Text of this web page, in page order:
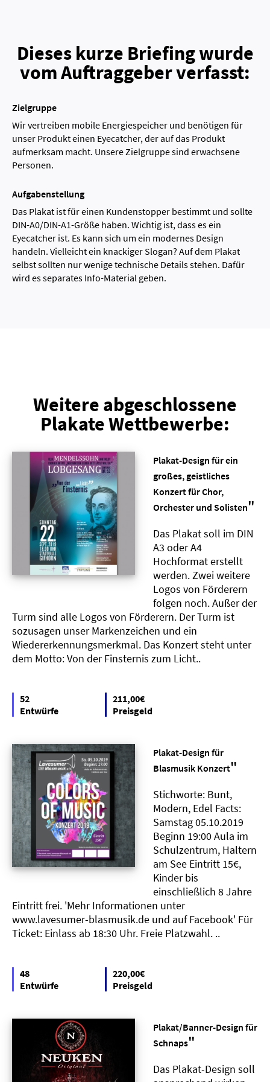
Dieses kurze Briefing wurde
vom Auftraggeber verfasst:
Zielgruppe
Wir vertreiben mobile Energiespeicher und benötigen für
unser Produkt einen Eyecatcher, der auf das Produkt
aufmerksam macht. Unsere Zielgruppe sind erwachsene
Personen.
Aufgabenstellung
Das Plakat ist für einen Kundenstopper bestimmt und sollte
DIN-A0/DIN-A1-Größe haben. Wichtig ist, dass es ein
Eyecatcher ist. Es kann sich um ein modernes Design
handeln. Vielleicht ein knackiger Slogan? Auf dem Plakat
selbst sollten nur wenige technische Details stehen. Dafür
wird es separates Info-Material geben.
Weitere abgeschlossene
Plakate Wettbewerbe:
Plakat-Design für ein
großes, geistliches
Konzert für Chor,
Orchester und Solisten"
Das Plakat soll im DIN
A3 oder A4
Hochformat erstellt
werden. Zwei weitere
Logos von Förderern
folgen noch. Außer der
Turm sind alle Logos von Förderern. Der Turm ist
sozusagen unser Markenzeichen und ein
Wiedererkennungsmerkmal. Das Konzert steht unter
dem Motto: Von der Finsternis zum Licht..
52
Entwürfe
211,00€
Preisgeld
Plakat-Design für
Blasmusik Konzert"
Stichworte: Bunt,
Modern, Edel Facts:
Samstag 05.10.2019
Beginn 19:00 Aula im
Schulzentrum, Haltern
am See Eintritt 15€,
Kinder bis
einschließlich 8 Jahre
Eintritt frei. 'Mehr Informationen unter
www.lavesumer-blasmusik.de und auf Facebook' Für
Ticket: Einlass ab 18:30 Uhr. Freie Platzwahl. ..
48
Entwürfe
220,00€
Preisgeld
Plakat/Banner-Design für
Schnaps"
Das Plakat-Design soll